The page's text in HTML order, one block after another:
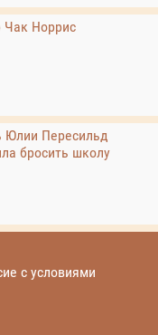
Чак Норрис
Юлии Пересильд
бросить школу
с условиями